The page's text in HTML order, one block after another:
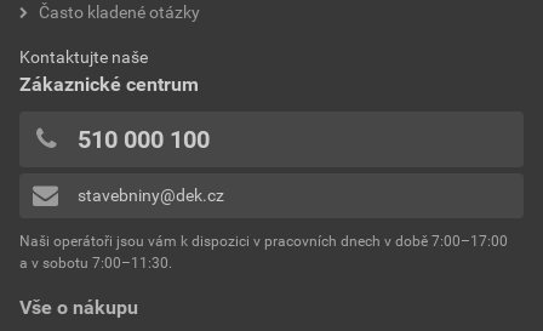
bez DPH za kg
Dokumenty výrobce
Environmentální prohlášení výrobku
Stáhnout
spotřeba
výrobce
typ
reakce na oheň
součinitel tepelné vodivosti0,8 W/mK
teplota zpracování
Přidávat hodnocení může pouze přihlášený uživatel.
Vše o nákupu
Často kladené otázky
Kontaktujte naše
Zákaznické centrum
510 000 100
stavebniny@dek.cz
Naši operátoři jsou vám k dispozici v pracovních dnech v době 7:00–17:00
a v sobotu 7:00–11:30.